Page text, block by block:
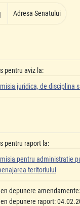
Adresa Senatului
pentru aviz la:
juridica, de disciplina
pentru raport la:
pentru administratie
teritoriului
depunere
depunere raport: